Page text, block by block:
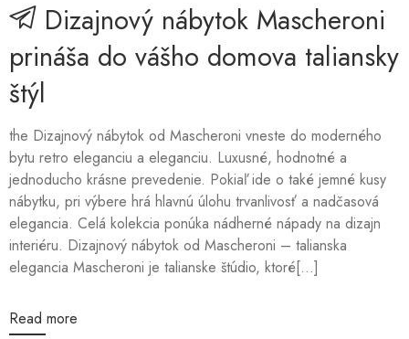
Dizajnový nábytok Mascheroni
prináša do vášho domova taliansky
štýl
the Dizajnový nábytok od Mascheroni vneste do moderného
bytu retro eleganciu a eleganciu. Luxusné, hodnotné a
jednoducho krásne prevedenie. Pokiaľ ide o také jemné kusy
nábytku, pri výbere hrá hlavnú úlohu trvanlivosť a nadčasová
elegancia. Celá kolekcia ponúka nádherné nápady na dizajn
interiéru. Dizajnový nábytok od Mascheroni – talianska
elegancia Mascheroni je talianske štúdio, ktoré[...]
Read more